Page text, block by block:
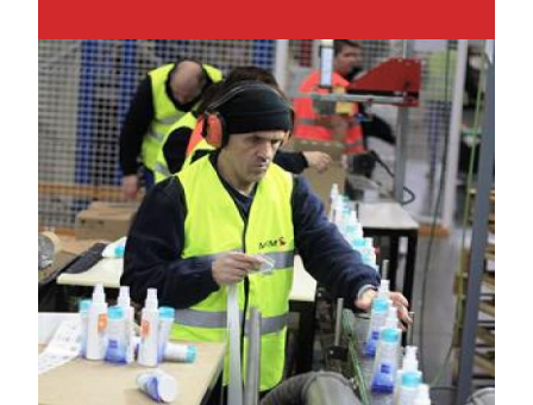
Leer más sobre Pedro, la formació el seu millor aliat